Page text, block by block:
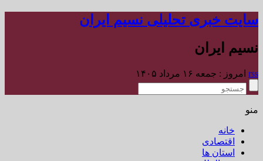
سایت خبری تحلیلی نسیم ایران
نسیم ایران
rss امروز : جمعه ۱۶ مرداد ۱۴۰۵
منو
خانه
اقتصادی
استان ها